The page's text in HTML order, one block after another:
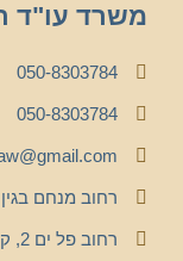
משרד עו"ד
050-8303784
050-8303784
רחוב מנחם בגין 7, קומה 22, ר"ג, תל אביב
רחוב פל ים 2, קומה 2, חיפה (חלונות הסיטי, בניין האורן)